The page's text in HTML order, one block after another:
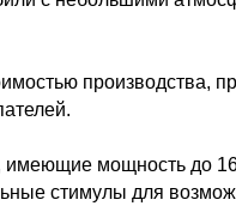
производства,
имеющие мощность до
стимулы для